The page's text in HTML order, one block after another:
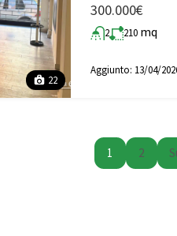
22
300.000€
2 210 mq
Aggiunto: 13/04/
1 2